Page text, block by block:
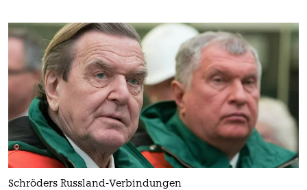
Schröders Russland-Verbindungen